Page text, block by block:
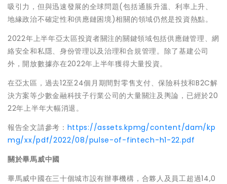
吸引力，但與迅速發展的全球問題(包括通脹升溫、利率上升、
地緣政治不確定性和供應鏈困境)相關的領域仍然是投資熱點。
2022年上半年亞太區投資者關注的關鍵領域包括供應鏈管理、網
絡安全和私隱、身份管理以及治理和合規管理。除了基建公司
外，開放數據亦在2022年上半年獲得大量投資。
在亞太區，過去12至24個月期間對零售支付、保險科技和B2C解
決方案等少數金融科技子行業公司的大量關注及輿論，已經於20
22年上半年大幅消退。
報告全文請參考： https://assets.kpmg/content/dam/kp
mg/xx/pdf/2022/08/pulse-of-fintech-h1-22.pdf
關於畢馬威中國
畢馬威中國在三十個城市設有辦事機構，合夥人及員工超過14,0